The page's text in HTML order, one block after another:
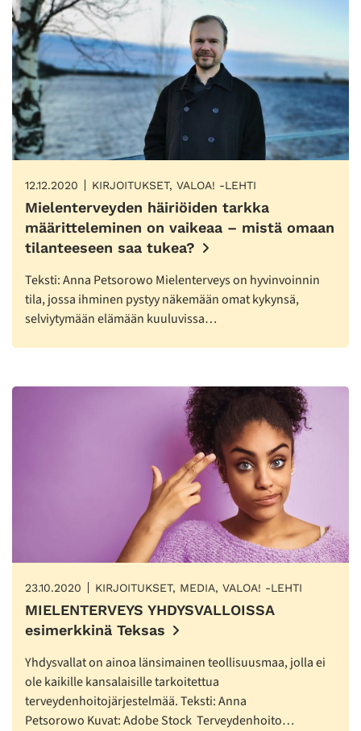
12.12.2020 KIRJOITUKSET, VALOA! -LEHTI
Mielenterveyden häiriöiden tarkka
määritteleminen on vaikeaa – mistä omaan
tilanteeseen saa tukea?
Teksti: Anna Petsorowo Mielenterveys on hyvinvoinnin
tila, jossa ihminen pystyy näkemään omat kykynsä,
selviytymään elämään kuuluvissa…
23.10.2020 KIRJOITUKSET, MEDIA, VALOA! -LEHTI
MIELENTERVEYS YHDYSVALLOISSA
esimerkkinä Teksas
Yhdysvallat on ainoa länsimainen teollisuusmaa, jolla ei
ole kaikille kansalaisille tarkoitettua
terveydenhoitojärjestelmää. Teksti: Anna
Petsorowo Kuvat: Adobe Stock Terveydenhoito…